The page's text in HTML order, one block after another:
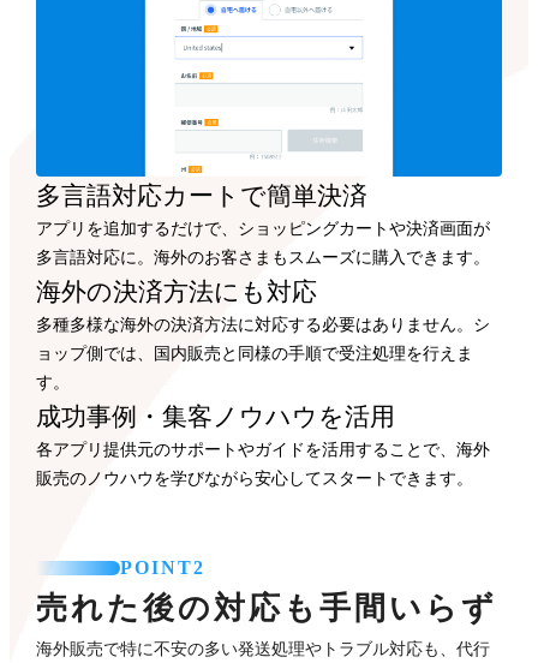
多言語対応カートで簡単決済
アプリを追加するだけで、ショッピングカートや決済画面が
多言語対応に。海外のお客さまもスムーズに購入できます。
海外の決済方法にも 対応
多種多様な海外の決済方法に対応する必要はありません。シ
ョップ側では、国内販売と同様の手順で受注処理を行えま
す。
成功事例・集客ノウハウを活用
各アプリ提供元のサポートやガイドを活用することで、海外
販売のノウハウを学びながら安心してスタートできます。
POINT2
売れた後の対応も手間いらず
海外販売で特に不安の多い発送処理やトラブル対応も、代行